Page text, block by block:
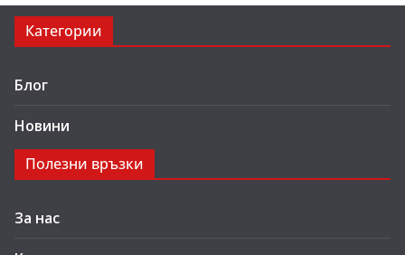
Категории
Блог
Новини
Полезни връзки
За нас